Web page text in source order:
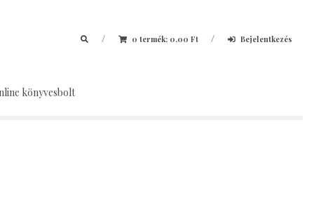
/ 0 termék; 0,00 Ft / Bejelentkezés
könyvesbolt